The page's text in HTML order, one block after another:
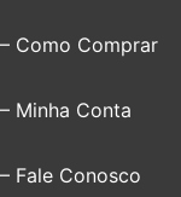
– Como Comprar
– Minha Conta
– Fale Conosco